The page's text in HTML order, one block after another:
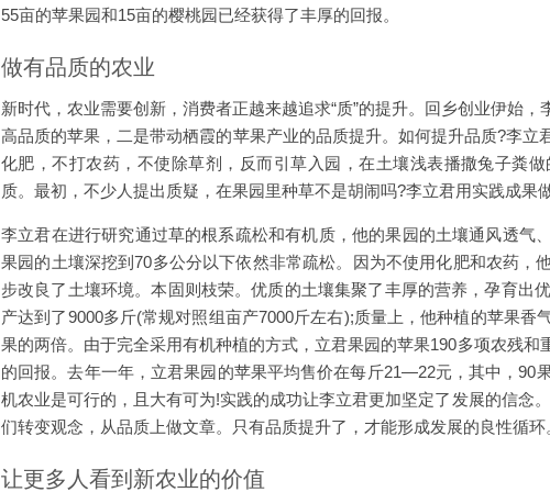
55亩的苹果园和15亩的樱桃园已经获得了丰厚的回报。
做有品质的农业
新时代，农业需要创新，消费者正越来越追求“质”的提升。回乡创业伊始
高品质的苹果，二是带动栖霞的苹果产业的品质提升。如何提升品质?李
化肥，不打农药，不使除草剂，反而引草入园，在土壤浅表播撒兔子粪
质。最初，不少人提出质疑，在果园里种草不是胡闹吗?李立君用实践成果
李立君在进行研究通过草的根系疏松和有机质，他的果园的土壤通风透气
果园的土壤深挖到70多公分以下依然非常疏松。因为不使用化肥和农药，
步改良了土壤环境。本固则枝荣。优质的土壤集聚了丰厚的营养，孕育出
产达到了9000多斤(常规对照组亩产7000斤左右);质量上，他种植的苹果
果的两倍。由于完全采用有机种植的方式，立君果园的苹果190多项农残
的回报。去年一年，立君果园的苹果平均售价在每斤21—22元，其中，90
机农业是可行的，且大有可为!实践的成功让李立君更加坚定了发展的信念
们转变观念，从品质上做文章。只有品质提升了，才能形成发展的良性循环
让更多人看到新农业的价值